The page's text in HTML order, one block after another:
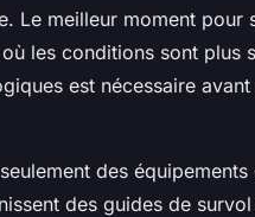
Le meilleur moment pour
les conditions sont plus
est nécessaire avant
des
des guides de